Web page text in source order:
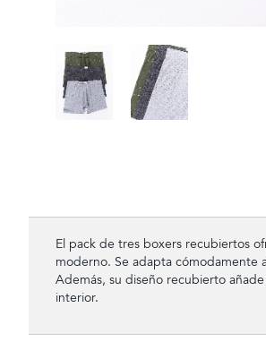
El pack de tres boxers recubiertos
moderno. Se adapta cómodamente
Además, su diseño recubierto
interior.